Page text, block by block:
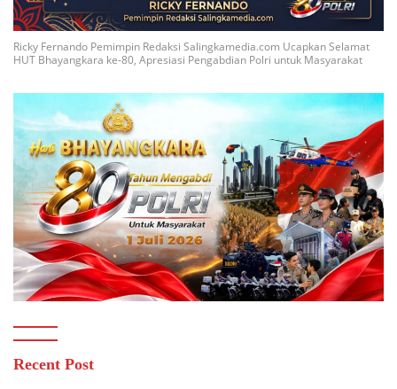
Ricky Fernando Pemimpin Redaksi Salingkamedia.com Ucapkan Selamat
HUT Bhayangkara ke-80, Apresiasi Pengabdian Polri untuk Masyarakat
Recent Post